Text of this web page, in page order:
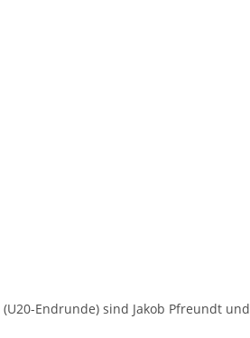
Endrunde) sind Jakob Pfreundt und